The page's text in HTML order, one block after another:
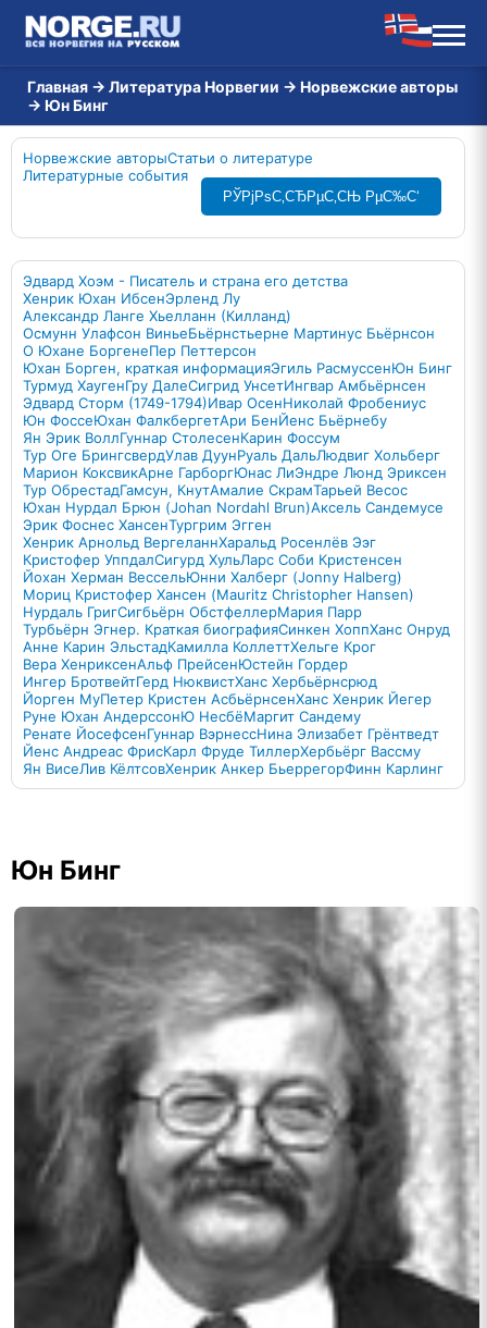
Главная → Литература Норвегии → Норвежские авторы
→ Юн Бинг
Норвежские авторыСтатьи о литературе
Литературные события
РЎРјРѕС‚СЂРµС‚СЊ РµС‰С‘
Эдвард Хоэм - Писатель и страна его детства
Хенрик Юхан ИбсенЭрленд Лу
Александр Ланге Хьелланн (Килланд)
Осмунн Улафсон ВиньеБьёрнстьерне Мартинус Бьёрнсон
О Юхане БоргенеПер Петтерсон
Юхан Борген, краткая информацияЭгиль РасмуссенЮн Бинг
Турмуд ХаугенГру ДалеСигрид УнсетИнгвар Амбьёрнсен
Эдвард Сторм (1749-1794)Ивар ОсенНиколай Фробениус
Юн ФоссеЮхан ФалкбергетАри БенЙенс Бьёрнебу
Ян Эрик ВоллГуннар СтолесенКарин Фоссум
Тур Оге БрингсвердУлав ДуунРуаль ДальЛюдвиг Хольберг
Марион КоксвикАрне ГарборгЮнас ЛиЭндре Люнд Эриксен
Тур ОбрестадГамсун, КнутАмалие СкрамТарьей Весос
Юхан Нурдал Брюн (Johan Nordahl Brun)Аксель Сандемусе
Эрик Фоснес ХансенТургрим Эгген
Хенрик Арнольд ВергеланнХаральд Росенлёв Ээг
Кристофер УппдалСигурд ХульЛарс Соби Кристенсен
Йохан Херман ВессельЮнни Халберг (Jonny Halberg)
Мориц Кристофер Хансен (Mauritz Christopher Hansen)
Нурдаль ГригСигбьёрн ОбстфеллерМария Парр
Турбьёрн Эгнер. Краткая биографияСинкен ХоппХанс Онруд
Анне Карин ЭльстадКамилла КоллеттХельге Крог
Вера ХенриксенАльф ПрейсенЮстейн Гордер
Ингер БротвейтГерд НюквистХанс Хербьёрнсрюд
Йорген МуПетер Кристен АсбьёрнсенХанс Хенрик Йегер
Руне Юхан АндерссонЮ НесбёМаргит Сандему
Ренате ЙосефсенГуннар ВэрнессНина Элизабет Грёнтведт
Йенс Андреас ФрисКарл Фруде ТиллерХербьёрг Вассму
Ян ВисеЛив КёлтсовХенрик Анкер БьеррегорФинн Карлинг
Юн Бинг